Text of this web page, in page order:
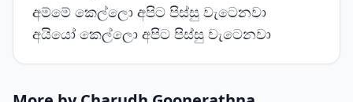
අම්මේ කෙල්ලො අපිට පිස්සු වැටෙනවා
අයියෝ කෙල්ලො අපිට පිස්සු වැටෙනවා